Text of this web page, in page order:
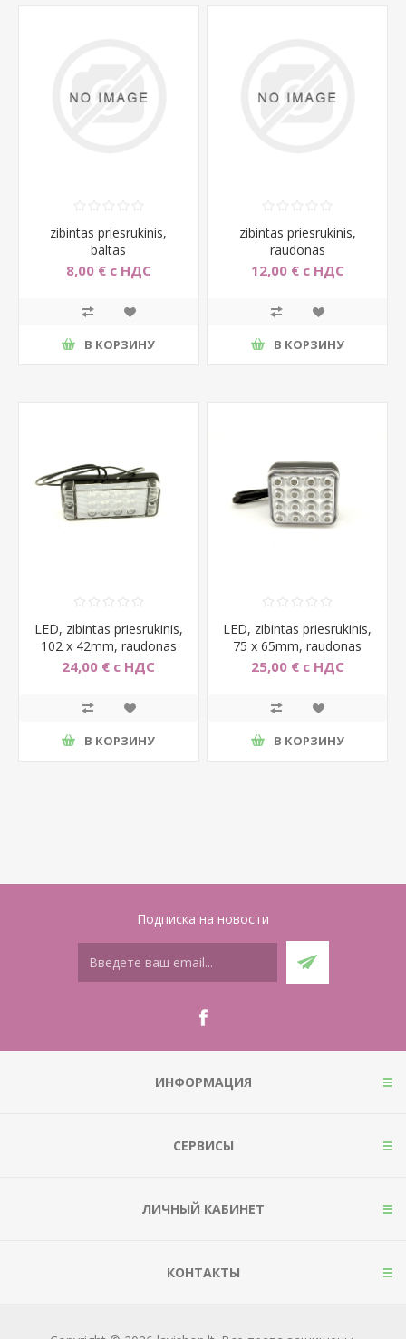
zibintas priesrukinis,
baltas
8,00 € с НДС
В КОРЗИНУ
zibintas priesrukinis,
raudonas
12,00 € с НДС
В КОРЗИНУ
LED, zibintas priesrukinis,
102 x 42mm, raudonas
24,00 € с НДС
В КОРЗИНУ
LED, zibintas priesrukinis,
75 x 65mm, raudonas
25,00 € с НДС
В КОРЗИНУ
Подписка на новости
ИНФОРМАЦИЯ
СЕРВИСЫ
ЛИЧНЫЙ КАБИНЕТ
КОНТАКТЫ